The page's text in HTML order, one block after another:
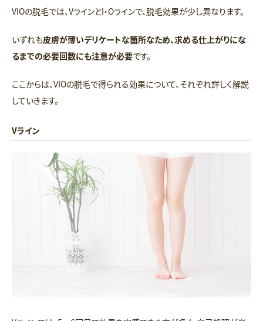
VIOの脱毛では、VラインとI・Oラインで、脱毛効果が少し異なります。
いずれも皮膚が薄いデリケートな箇所なため、求める仕上がりにな
るまでの必要回数にも注意が必要です。
ここからは、VIOの脱毛で得られる効果について、それぞれ詳しく解説
していきます。
Vライン